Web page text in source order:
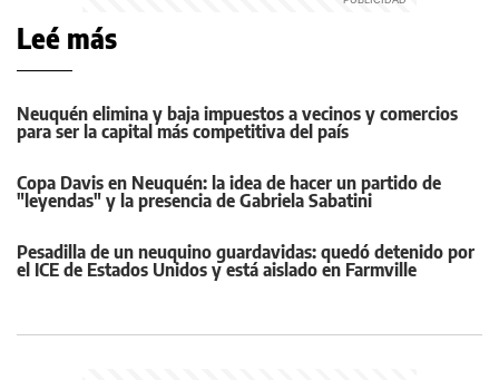
Leé más
Neuquén elimina y baja impuestos a vecinos y comercios
para ser la capital más competitiva del país
Copa Davis en Neuquén: la idea de hacer un partido de
"leyendas" y la presencia de Gabriela Sabatini
Pesadilla de un neuquino guardavidas: quedó detenido por
el ICE de Estados Unidos y está aislado en Farmville